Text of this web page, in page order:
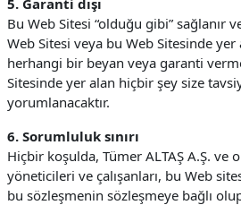
5. Garanti dışı
Bu Web Sitesi “olduğu gibi” sağlanır
Web Sitesi veya bu Web Sitesinde
herhangi bir beyan veya garanti
Sitesinde yer alan hiçbir şey size
yorumlanacaktır.
6. Sorumluluk sınırı
Hiçbir koşulda, Tümer ALTAŞ A.Ş. ve
yöneticileri ve çalışanları, bu Web
bu sözleşmenin sözleşmeye bağlı